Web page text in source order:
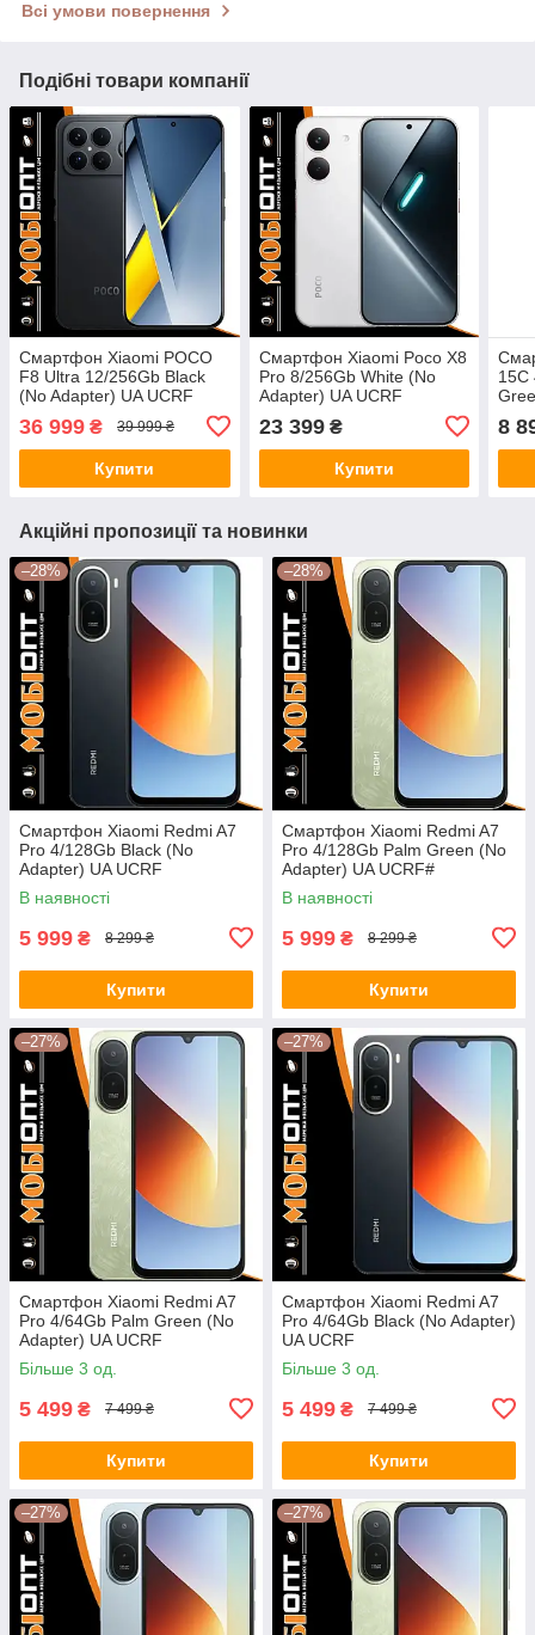
Всі умови повернення
Подібні товари компанії
Смартфон Xiaomi POCO
F8 Ultra 12/256Gb Black
(No Adapter) UA UCRF
36 999 ₴ 39 999 ₴
Купити
Смартфон Xiaomi Poco X8
Pro 8/256Gb White (No
Adapter) UA UCRF
23 399₴
Купити
15C
8
Акційні пропозиції та новинки
–28%
Смартфон Xiaomi Redmi A7
Pro 4/128Gb Black (No
Adapter) UA UCRF
В наявності
5 999 ₴ 8 299 ₴
Купити
–28%
Смартфон Xiaomi Redmi A7
Pro 4/128Gb Palm Green (No
Adapter) UA UCRF#
В наявності
5 999 ₴ 8 299 ₴
Купити
–27%
Смартфон Xiaomi Redmi A7
Pro 4/64Gb Palm Green (No
Adapter) UA UCRF
Більше 3 од.
5 499 ₴ 7 499 ₴
Купити
–27%
Смартфон Xiaomi Redmi A7
Pro 4/64Gb Black (No Adapter)
UA UCRF
Більше 3 од.
5 499 ₴ 7 499 ₴
Купити
–27% –27%